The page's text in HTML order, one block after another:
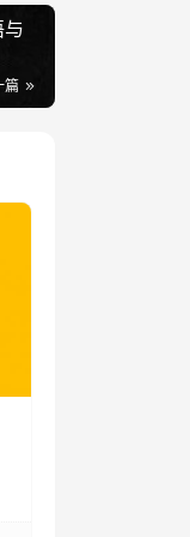
篇